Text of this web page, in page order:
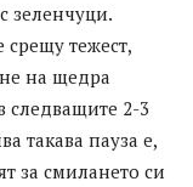
зеленчуци.
тежест,
на щедра
следващите 2-3
такава пауза е,
за смилането си